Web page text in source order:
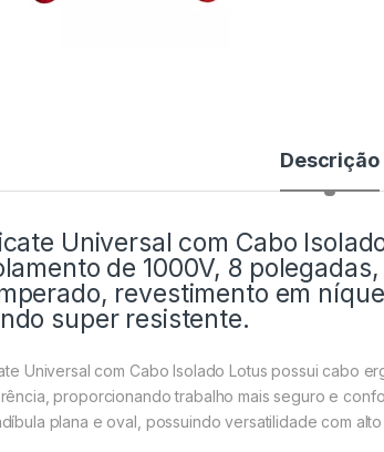
Descrição
Universal com Cabo
de 1000V, 8
revestimento em
super resistente.
Universal com Cabo Isolado Lotus possui cabo
proporcionando trabalho mais seguro e
plana e oval, possuindo versatilidade com